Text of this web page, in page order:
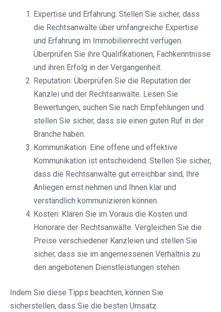
Expertise und Erfahrung: Stellen Sie sicher, dass
die Rechtsanwälte über umfangreiche Expertise
und Erfahrung im Immobilienrecht verfügen.
Überprüfen Sie ihre Qualifikationen, Fachkenntnisse
und ihren Erfolg in der Vergangenheit.
Reputation: Überprüfen Sie die Reputation der
Kanzlei und der Rechtsanwälte. Lesen Sie
Bewertungen, suchen Sie nach Empfehlungen und
stellen Sie sicher, dass sie einen guten Ruf in der
Branche haben.
Kommunikation: Eine offene und effektive
Kommunikation ist entscheidend. Stellen Sie sicher,
dass die Rechtsanwälte gut erreichbar sind, Ihre
Anliegen ernst nehmen und Ihnen klar und
verständlich kommunizieren können.
Kosten: Klären Sie im Voraus die Kosten und
Honorare der Rechtsanwälte. Vergleichen Sie die
Preise verschiedener Kanzleien und stellen Sie
sicher, dass sie im angemessenen Verhältnis zu
den angebotenen Dienstleistungen stehen.
Indem Sie diese Tipps beachten, können Sie
sicherstellen, dass Sie die besten Umsatz